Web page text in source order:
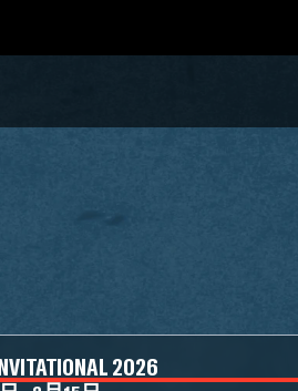
2026